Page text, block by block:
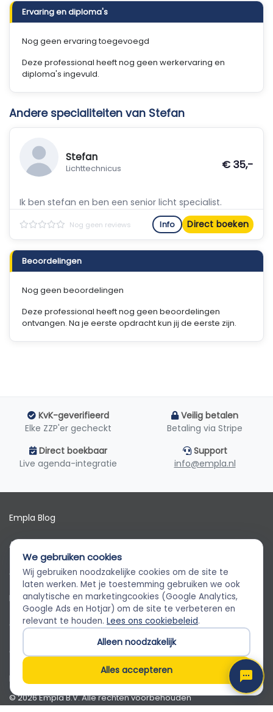
Ervaring en diploma's
Nog geen ervaring toegevoegd
Deze professional heeft nog geen werkervaring en
diploma's ingevuld.
Andere specialiteiten van Stefan
Stefan
Lichttechnicus € 35,-
Ik ben stefan en ben een senior licht specialist.
Nog geen reviews Info Direct boeken
Beoordelingen
Nog geen beoordelingen
Deze professional heeft nog geen beoordelingen
ontvangen. Na je eerste opdracht kun jij de eerste zijn.
KvK-geverifieerd
Elke ZZP'er gecheckt
Veilig betalen
Betaling via Stripe
Direct boekbaar
Live agenda-integratie
Support
info@empla.nl
Empla Blog
Algemene voorwaarden
AVG
Privacybeleid
Cookiebeleid
Cookievoorkeuren
Klantenservice
© 2026 Empla B.V. Alle rechten voorbehouden
Empla Assistent
Altijd beschikbaar, stel een vraag
We gebruiken cookies
Wij gebruiken noodzakelijke cookies om de site te
laten werken. Met je toestemming gebruiken we ook
analytische en marketingcookies (Google Analytics,
Google Ads en Hotjar) om de site te verbeteren en
relevant te houden. Lees ons cookiebeleid.
Alleen noodzakelijk
Alles accepteren